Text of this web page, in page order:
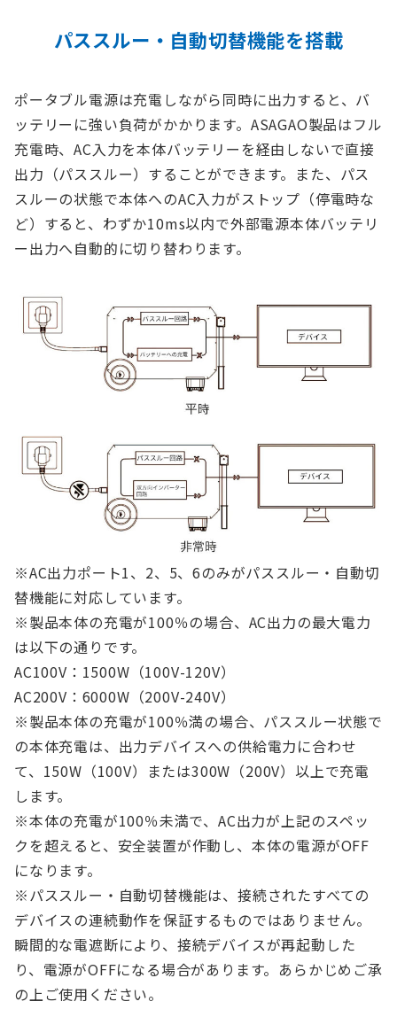
パススルー・自動切替機能を搭載
ポータブル電源は充電しながら同時に出力すると、バ
ッテリーに強い負荷がかかります。ASAGAO製品はフル
充電時、AC入力を本体バッテリーを経由しないで直接
出力（パススルー）することができます。また、パス
スルーの状態で本体へのAC入力がストップ（停電時な
ど）すると、わずか10ms以内で外部電源本体バッテリ
ー出力へ自動的に切り替わります。
※AC出力ポート1、2、5、6のみがパススルー・自動切
替機能に対応しています。
※製品本体の充電が100％の場合、AC出力の最大電力
は以下の通りです。
AC100V：1500W（100V-120V）
AC200V：6000W（200V-240V）
※製品本体の充電が100％満の場合、パススルー状態で
の本体充電は、出力デバイスへの供給電力に合わせ
て、150W（100V）または300W（200V）以上で充電
します。
※本体の充電が100％未満で、AC出力が上記のスペッ
クを超えると、安全装置が作動し、本体の電源がOFF
になります。
※パススルー・自動切替機能は、接続されたすべての
デバイスの連続動作を保証するものではありません。
瞬間的な電遮断により、接続デバイスが再起動した
り、電源がOFFになる場合があります。あらかじめご承
の上ご使用ください。